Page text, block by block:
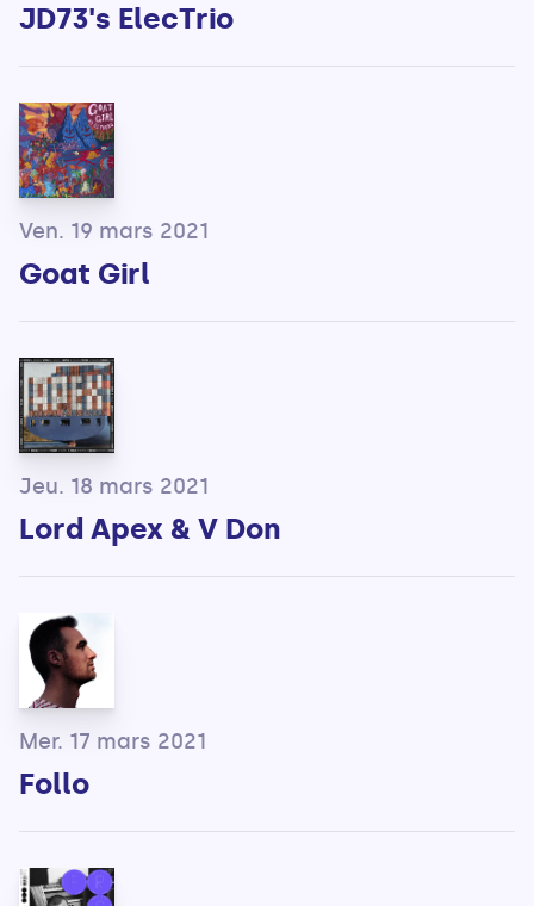
JD73's ElecTrio
Ven. 19 mars 2021
Goat Girl
Jeu. 18 mars 2021
Lord Apex & V Don
Mer. 17 mars 2021
Follo